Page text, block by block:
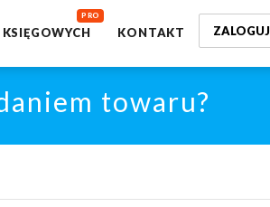
ZALOGUJ
KONTAKT
towaru?